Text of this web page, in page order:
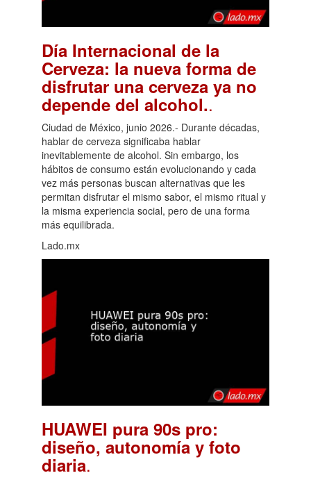
Día Internacional de la
Cerveza: la nueva forma de
disfrutar una cerveza ya no
depende del alcohol..
Ciudad de México, junio 2026.- Durante décadas,
hablar de cerveza significaba hablar
inevitablemente de alcohol. Sin embargo, los
hábitos de consumo están evolucionando y cada
vez más personas buscan alternativas que les
permitan disfrutar el mismo sabor, el mismo ritual y
la misma experiencia social, pero de una forma
más equilibrada.
Lado.mx
HUAWEI pura 90s pro:
diseño, autonomía y foto
diaria.